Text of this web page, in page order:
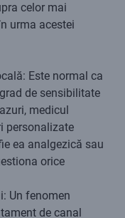
celor mai
urma acestei
Este normal ca
de sensibilitate
medicul
personalizate
ea analgezică sau
orice
Un fenomen
de canal